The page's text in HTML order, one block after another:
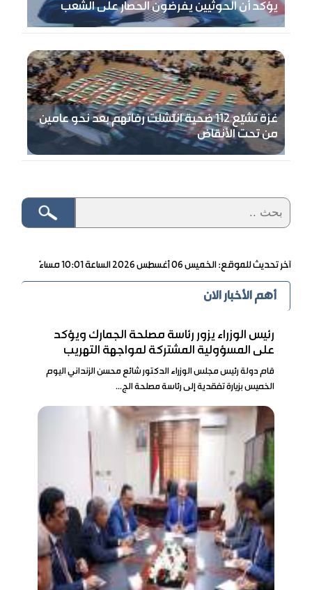
يؤكد أن الحوثيين يفرضون الحصار على الشعب
غزة تشيّع 112 ضحية انتُشلت رفاتهم بعد نحو عامين
من تحت الأنقاض
آخر تحديث للموقع: الخميس ٠٦ أغسطس ٢٠٢٦ الساعة ١٠:٠١ مساءً
أهم الأخبار الان
رئيس الوزراء يزور رئاسة مصلحة الجمارك ويؤكد
على المسؤولية المشتركة لمواجهة التهريب
قام دولة رئيس مجلس الوزراء الدكتور شائع محسن الزنداني اليوم
الخميس بزيارة تفقدية إلى رئاسة مصلحة الج...